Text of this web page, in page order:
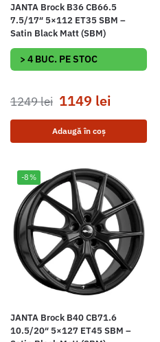
JANTA Brock B36 CB66.5
7.5/17″ 5×112 ET35 SBM –
Satin Black Matt (SBM)
> 4 BUC. PE STOC
1249lei 1149 lei
Adaugă în coș
-8%
JANTA Brock B40 CB71.6
10.5/20″ 5×127 ET45 SBM –